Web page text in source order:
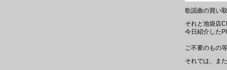
歌謡曲の買い
それと池袋店
今日紹介した
ご不要のもの
それでは、ま